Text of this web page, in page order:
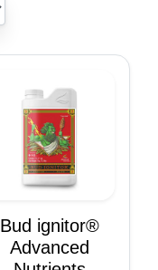
Bud ignitor®
Advanced